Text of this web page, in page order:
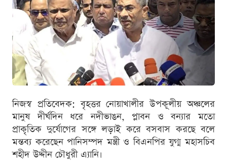
নিজস্ব প্রতিবেদক: বৃহত্তর নোয়াখালীর উপকূলীয় অঞ্চলের
মানুষ দীর্ঘদিন ধরে নদীভাঙন, প্লাবন ও বন্যার মতো
প্রাকৃতিক দুর্যোগের সঙ্গে লড়াই করে বসবাস করছে বলে
মন্তব্য করেছেন পানিসম্পদ মন্ত্রী ও বিএনপির যুগ্ম মহাসচিব
শহীদ উদ্দীন চৌধুরী এ্যানি।